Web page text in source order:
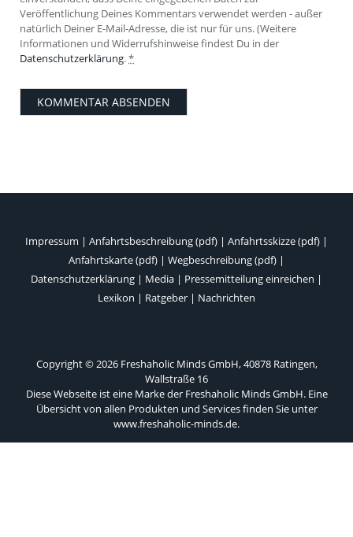
Veröffentlichung Deines Kommentars verwendet werden - außer
natürlich Deiner E-Mail-Adresse, die ist nur für uns. (Weitere
Informationen und Widerrufshinweise findest Du in der
Datenschutzerklärung.*
Impressum | Anfahrtsbeschreibung (pdf) | Anfahrtsskizze (pdf) |
Anfahrtskarte (pdf) | Wegbeschreibung (pdf) |
Datenschutzerklärung | Media | Pressemitteilung einreichen |
Lexikon | Ratgeber | Nachrichten
Copyright © 2026 Freshaholic Minds GmbH, 40878 Ratingen,
Wallstraße 16
Diese Webseite ist eine Marke der Freshaholic Minds GmbH. Eine
Übersicht von allen Produkten und Services finden Sie unter
www.freshaholic-minds.de.